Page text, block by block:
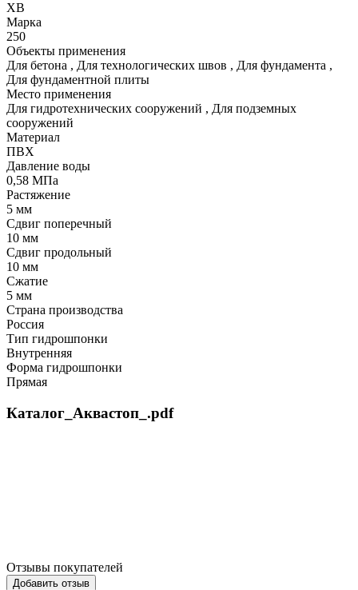
ХВ
Марка
250
Объекты применения
Для бетона , Для технологических швов , Для фундамента ,
Для фундаментной плиты
Место применения
Для гидротехнических сооружений , Для подземных
сооружений
Материал
ПВХ
Давление воды
0,58 МПа
Растяжение
5 мм
Сдвиг поперечный
10 мм
Сдвиг продольный
10 мм
Сжатие
5 мм
Страна производства
Россия
Тип гидрошпонки
Внутренняя
Форма гидрошпонки
Прямая
Каталог_Аквастоп_.pdf
Отзывы покупателей
Добавить отзыв